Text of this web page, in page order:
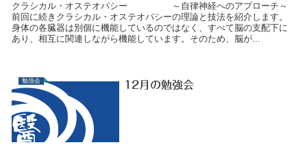
クラシカル・オステオパシー ～自律神経へのアプローチ～
前回に続きクラシカル・オステオパシーの理論と技法を紹介します。
身体の各臓器は別個に機能しているのではなく、すべて脳の支配下に
あり、相互に関連しながら機能しています。そのため、脳が...
勉強会 12月の勉強会